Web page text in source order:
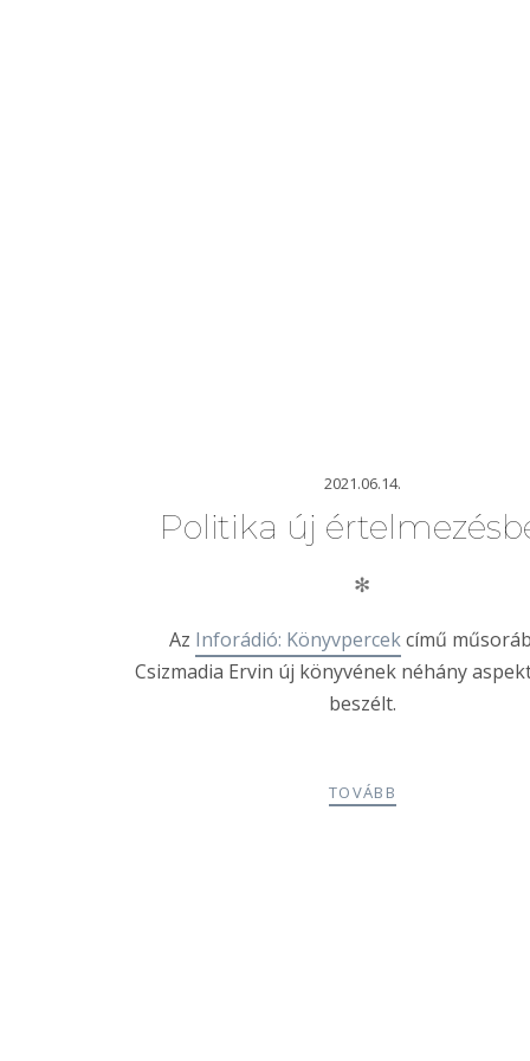
2021.06.14.
Politika új
✻
Az Inforádió: Könyvpercekcímű
Csizmadia Ervin új könyvének néhány
beszélt.
TOVÁBB